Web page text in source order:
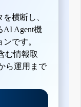
横断し、
AI Agent機
です。
む情報取
ら運用まで